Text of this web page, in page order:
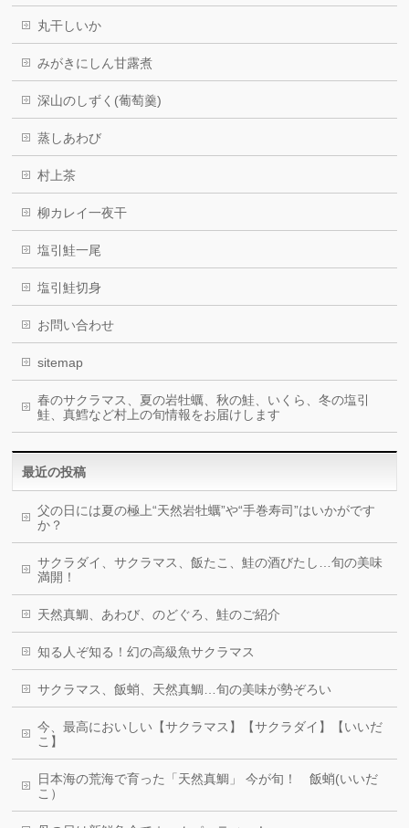
丸干しいか
みがきにしん甘露煮
深山のしずく(葡萄羹)
蒸しあわび
村上茶
柳カレイ一夜干
塩引鮭一尾
塩引鮭切身
お問い合わせ
sitemap
春のサクラマス、夏の岩牡蠣、秋の鮭、いくら、冬の塩引
鮭、真鱈など村上の旬情報をお届けします
最近の投稿
父の日には夏の極上“天然岩牡蠣”や“手巻寿司”はいかがです
か？
サクラダイ、サクラマス、飯たこ、鮭の酒びたし…旬の美味
満開！
天然真鯛、あわび、のどぐろ、鮭のご紹介
知る人ぞ知る！幻の高級魚サクラマス
サクラマス、飯蛸、天然真鯛…旬の美味が勢ぞろい
今、最高においしい【サクラマス】【サクラダイ】【いいだ
こ】
日本海の荒海で育った「天然真鯛」 今が旬！ 飯蛸(いいだ
こ）